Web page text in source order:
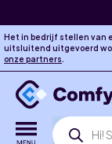
Het in bedrijf stellen van
uitsluitend uitgevoerd
onze partners.
zoeken